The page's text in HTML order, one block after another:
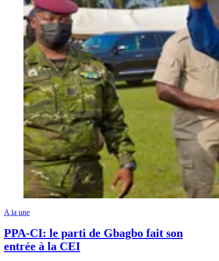
A la une
PPA-CI: le parti de Gbagbo fait son
entrée à la CEI